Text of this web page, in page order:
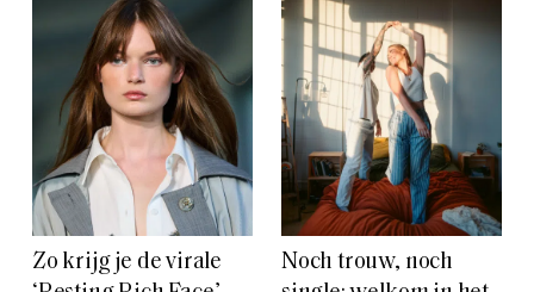
Zo krijg je de virale
Noch trouw, noch